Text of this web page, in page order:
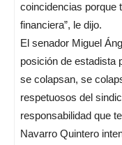
coincidencias porque
financiera”, le dijo.
El senador Miguel
posición de estadista
se colapsan, se
respetuosos del
responsabilidad que
Navarro Quintero